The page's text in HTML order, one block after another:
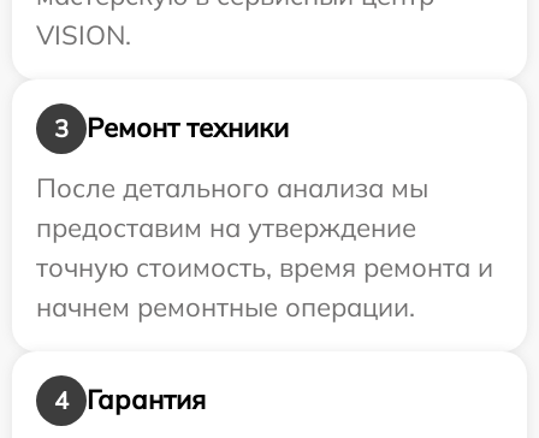
VISION.
3
Ремонт техники
После детального анализа мы
предоставим на утверждение
точную стоимость, время ремонта и
начнем ремонтные операции.
4
Гарантия